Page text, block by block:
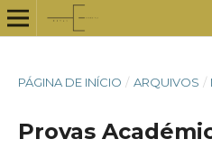
PÁGINA DE INÍCIO / ARQUIVOS /
Provas